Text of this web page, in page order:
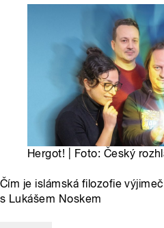
Hergot! | Foto: Český
Čím je islámská filozofie
s Lukášem Noskem